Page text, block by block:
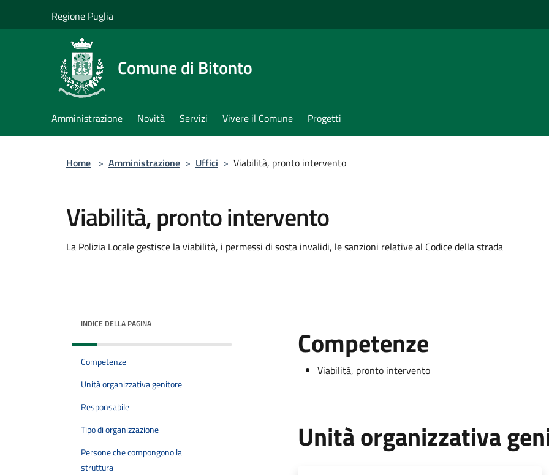
Regione Puglia
Comune di Bitonto
Amministrazione Novità Servizi Vivere il Comune Progetti
Home > Amministrazione > Uffici > Viabilità, pronto intervento
Viabilità, pronto intervento
La Polizia Locale gestisce la viabilità, i permessi di sosta invalidi, le sanzioni relative al Codice della strada
INDICE DELLA PAGINA
Competenze
Unità organizzativa genitore
Responsabile
Tipo di organizzazione
Persone che compongono la
struttura
Competenze
Viabilità, pronto intervento
Unità organizzativa